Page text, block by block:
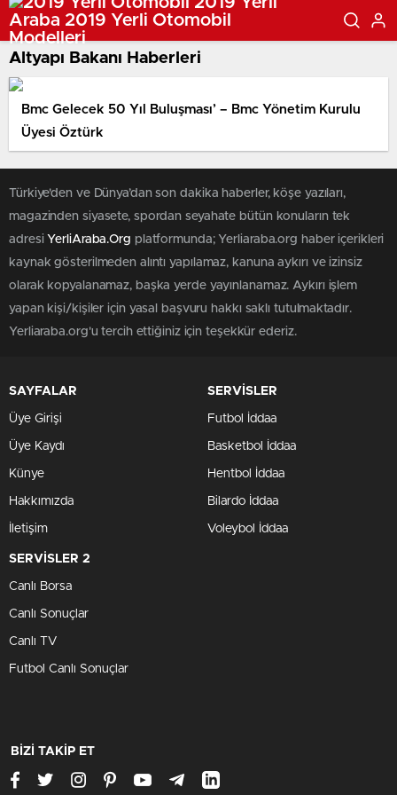
Altyapı Bakanı Haberleri
Bmc Gelecek 50 Yıl Buluşması’ – Bmc Yönetim Kurulu
Üyesi Öztürk
Türkiye'den ve Dünya’dan son dakika haberler, köşe yazıları,
magazinden siyasete, spordan seyahate bütün konuların tek
adresi YerliAraba.Org platformunda; Yerliaraba.org haber içerikleri
kaynak gösterilmeden alıntı yapılamaz, kanuna aykırı ve izinsiz
olarak kopyalanamaz, başka yerde yayınlanamaz. Aykırı işlem
yapan kişi/kişiler için yasal başvuru hakkı saklı tutulmaktadır.
Yerliaraba.org'u tercih ettiğiniz için teşekkür ederiz.
SAYFALAR
Üye Girişi
Üye Kaydı
Künye
Hakkımızda
İletişim
SERVİSLER
Futbol İddaa
Basketbol İddaa
Hentbol İddaa
Bilardo İddaa
Voleybol İddaa
SERVİSLER 2
Canlı Borsa
Canlı Sonuçlar
Canlı TV
Futbol Canlı Sonuçlar
BİZİ TAKİP ET